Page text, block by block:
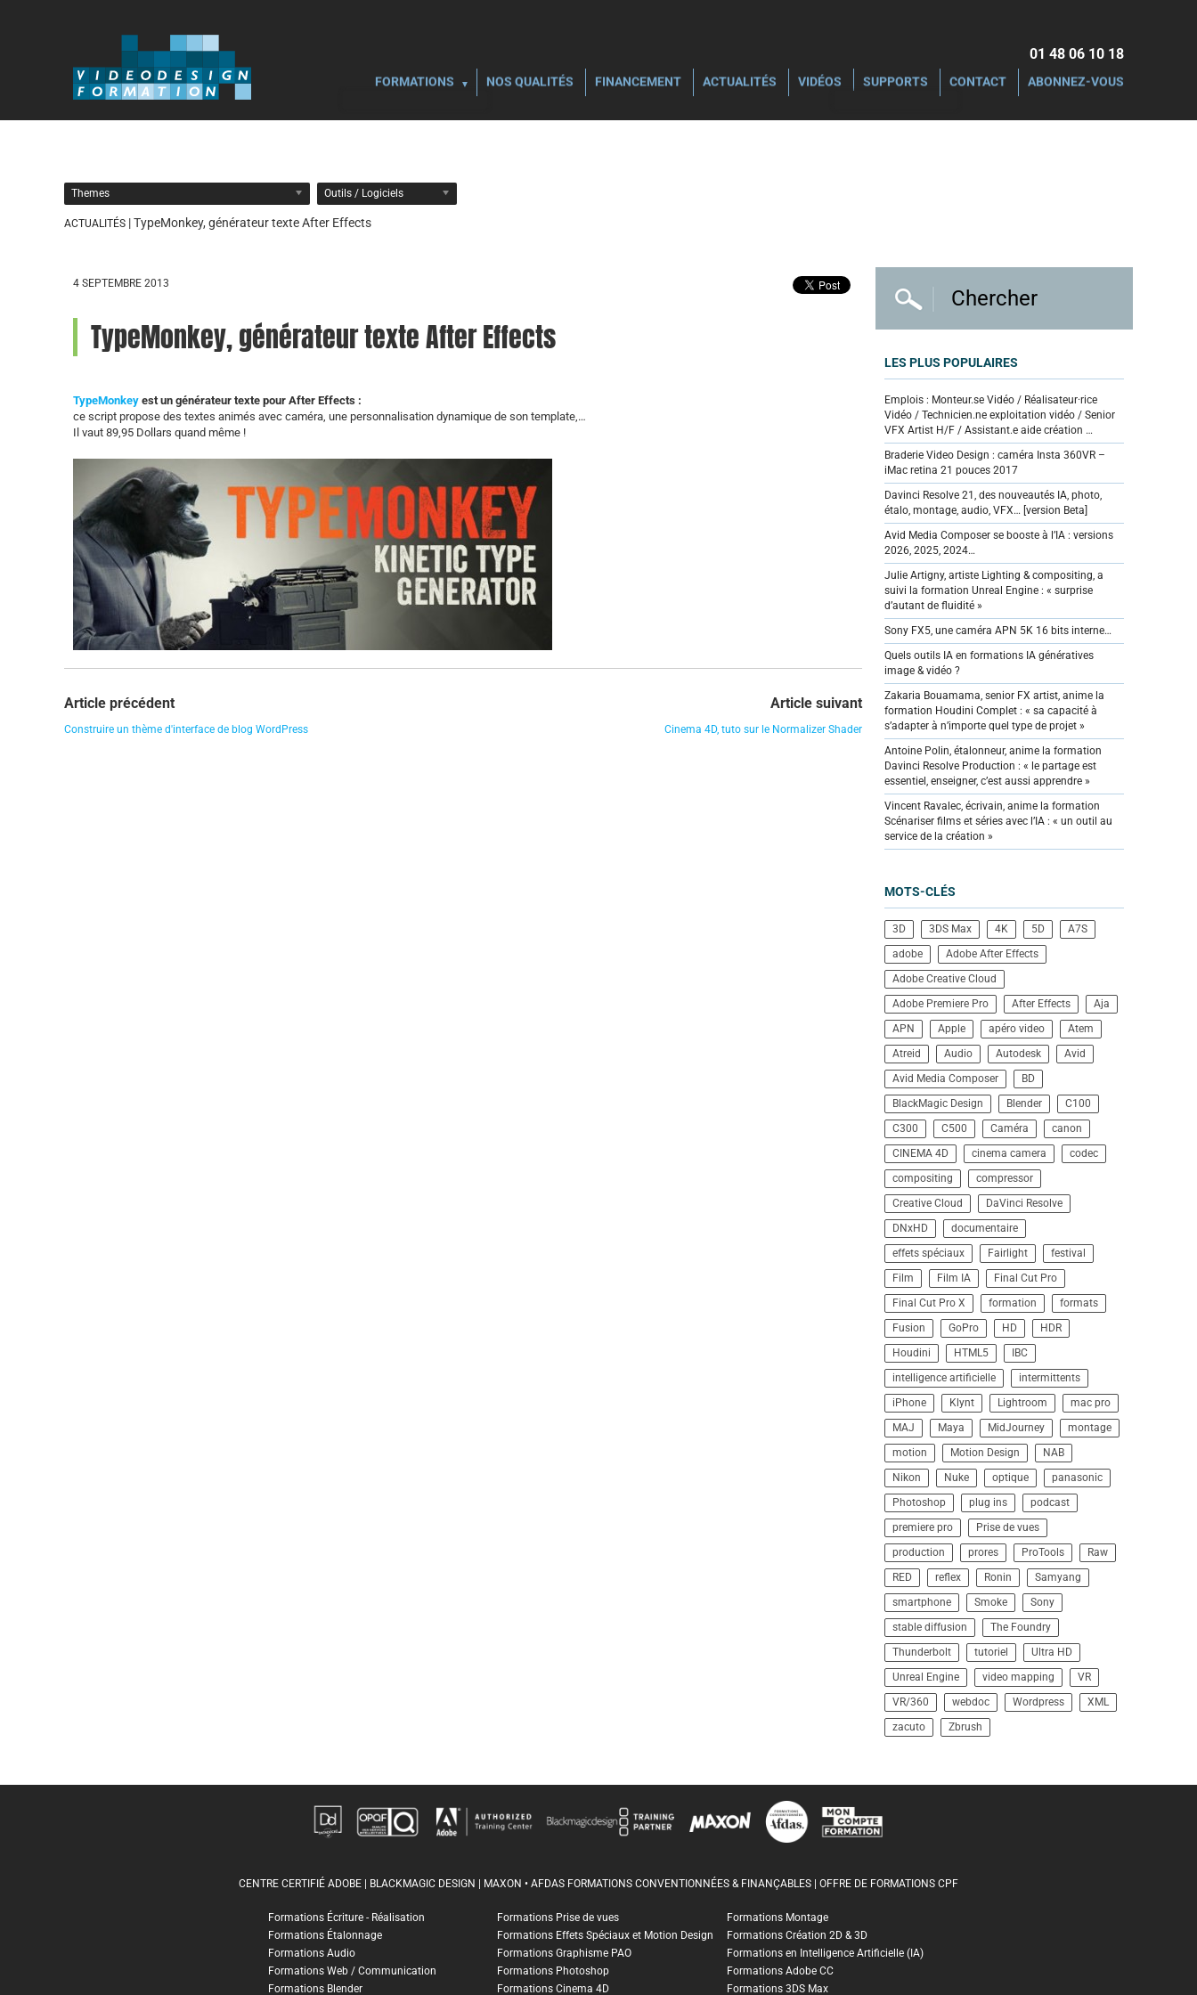
01 48 06 10 18‬
FORMATIONS NOS QUALITÉS FINANCEMENT ACTUALITÉS VIDÉOS SUPPORTS CONTACT ABONNEZ-VOUS
Themes Outils / Logiciels
ACTUALITÉS | TypeMonkey, générateur texte After Effects
4 SEPTEMBRE 2013
TypeMonkey, générateur texte After Effects
TypeMonkey est un générateur texte pour After Effects :
ce script propose des textes animés avec caméra, une personnalisation dynamique de son template,…
Il vaut 89,95 Dollars quand même !
Article précédent
Construire un thème d'interface de blog WordPress
Article suivant
Cinema 4D, tuto sur le Normalizer Shader
LES PLUS POPULAIRES
Emplois : Monteur.se Vidéo / Réalisateur·rice
Vidéo / Technicien.ne exploitation vidéo / Senior
VFX Artist H/F / Assistant.e aide création …
Braderie Video Design : caméra Insta 360VR –
iMac retina 21 pouces 2017
Davinci Resolve 21, des nouveautés IA, photo,
étalo, montage, audio, VFX… [version Beta]
Avid Media Composer se booste à l’IA : versions
2026, 2025, 2024…
Julie Artigny, artiste Lighting & compositing, a
suivi la formation Unreal Engine : « surprise
d’autant de fluidité »
Sony FX5, une caméra APN 5K 16 bits interne…
Quels outils IA en formations IA génératives
image & vidéo ?
Zakaria Bouamama, senior FX artist, anime la
formation Houdini Complet : « sa capacité à
s’adapter à n’importe quel type de projet »
Antoine Polin, étalonneur, anime la formation
Davinci Resolve Production : « le partage est
essentiel, enseigner, c’est aussi apprendre »
Vincent Ravalec, écrivain, anime la formation
Scénariser films et séries avec l’IA : « un outil au
service de la création »
MOTS-CLÉS
3D 3DS Max 4K 5D
A7S
adobe
Adobe After Effects
Adobe Creative Cloud
Adobe Premiere Pro
After Effects
Aja
APN
Apple apéro video
Atem
Atreid
Audio Autodesk
Avid
Avid Media Composer
BD
BlackMagic Design
Blender
C100
C300
C500 Caméra
canon
CINEMA 4D
cinema camera
codec
compositing
compressor
Creative Cloud
DaVinci Resolve
DNxHD
documentaire
effets spéciaux
Fairlight
festival
Film
Film IA
Final Cut Pro
Final Cut Pro X
formation
formats
Fusion
GoPro HD
HDR
Houdini
HTML5
IBC
intelligence artificielle
intermittents
iPhone
Klynt Lightroom
mac pro
MAJ
Maya MidJourney
montage
motion
Motion Design
NAB
Nikon
Nuke optique
panasonic
Photoshop
plug ins
podcast
premiere pro
Prise de vues
production
prores ProTools
Raw
RED
reflex Ronin
Samyang
smartphone
Smoke
Sony
stable diffusion
The Foundry
Thunderbolt
tutoriel
Ultra HD
Unreal Engine
video mapping
VR
VR/360
webdoc Wordpress
XML
zacuto
Zbrush
CENTRE CERTIFIÉ ADOBE | BLACKMAGIC DESIGN | MAXON • AFDAS FORMATIONS CONVENTIONNÉES & FINANÇABLES | OFFRE DE FORMATIONS CPF
Formations Écriture - Réalisation Formations Prise de vues
Formations Montage
Formations Étalonnage
Formations Effets Spéciaux et Motion Design
Formations Création 2D & 3D
Formations Audio
Formations Graphisme PAO
Formations en Intelligence Artificielle (IA)
Formations Web / Communication
Formations Photoshop
Formations Adobe CC
Formations Blender
Formations Cinema 4D Formations 3DS Max